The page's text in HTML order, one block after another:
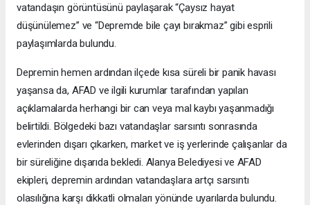
vatandaşın görüntüsünü paylaşarak “Çaysız hayat
düşünülemez” ve “Depremde bile çayı bırakmaz” gibi esprili
paylaşımlarda bulundu.
Depremin hemen ardından ilçede kısa süreli bir panik havası
yaşansa da, AFAD ve ilgili kurumlar tarafından yapılan
açıklamalarda herhangi bir can veya mal kaybı yaşanmadığı
belirtildi. Bölgedeki bazı vatandaşlar sarsıntı sonrasında
evlerinden dışarı çıkarken, market ve iş yerlerinde çalışanlar da
bir süreliğine dışarıda bekledi. Alanya Belediyesi ve AFAD
ekipleri, depremin ardından vatandaşlara artçı sarsıntı
olasılığına karşı dikkatli olmaları yönünde uyarılarda bulundu.